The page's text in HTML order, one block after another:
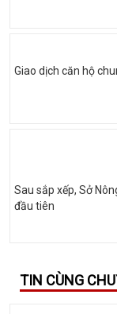
Giao dịch căn hộ
Sau sắp xếp, Sở
đầu tiên
TIN CÙNG